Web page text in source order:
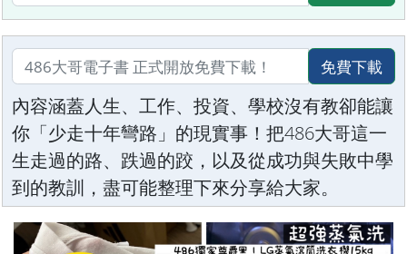
免費下載
內容涵蓋人生、工作、投資、學校沒有教卻能讓
你「少走十年彎路」的現實事！把486大哥這一
生走過的路、跌過的跤，以及從成功與失敗中學
到的教訓，盡可能整理下來分享給大家。